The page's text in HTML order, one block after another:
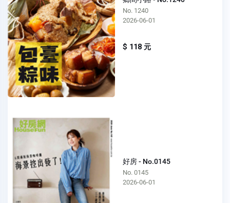
No. 1240
2026-06-01
$ 118 元
好房 - No.0145
No. 0145
2026-06-01